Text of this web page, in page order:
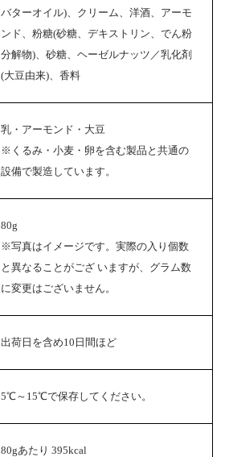
バターオイル)、クリーム、洋酒、アーモ
ンド、粉糖(砂糖、デキストリン、でん粉
分解物)、砂糖、ヘーゼルナッツ／乳化剤
(大豆由来)、香料
乳・アーモンド・大豆
※くるみ・小麦・卵を含む製品と共通の
設備で製造しています。
80g
※写真はイメージです。実際の入り個数
と異なることがござ いますが、グラム数
に変更はございません。
出荷日を含め10日間ほど
5℃～15℃で保存してください。
80gあたり 395kcal